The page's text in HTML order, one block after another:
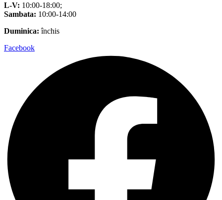
L-V: 10:00-18:00;
Sambata: 10:00-14:00
Duminica: închis
Facebook